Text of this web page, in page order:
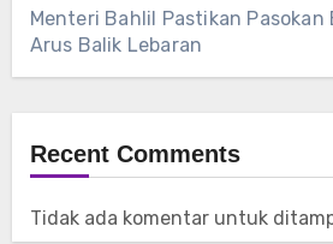
Menteri Bahlil Pastikan Pasokan
Arus Balik Lebaran
Recent Comments
Tidak ada komentar untuk